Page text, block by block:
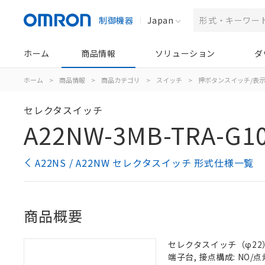
制御機器 Japan
ホーム 商品情報 ソリューション
ホーム > 商品情報 > 商品カテゴリ > スイッチ > 押ボタンスイッチ/表
セレクタスイッチ
A22NW-3MB-TRA-
A22NS / A22NW セレクタスイッチ 形式仕様一覧
商品概要
セレクタスイッチ（φ22
端子台, 接点構成: NO/